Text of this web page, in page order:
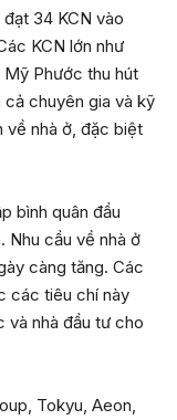
34 KCN vào
KCN lớn như
Mỹ Phước thu hút
chuyên gia và kỹ
về nhà ở, đặc biệt
bình quân đầu
Nhu cầu về nhà ở
càng tăng. Các
các tiêu chí này
và nhà đầu tư cho
Tokyu, Aeon,